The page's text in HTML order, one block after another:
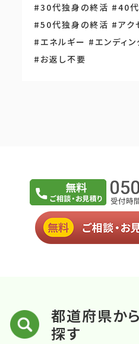
#30代独身の終活 #40代
#50代独身の終活 #アク
#エネルギー #エンディン
#お返し不要
都道府県か
探す